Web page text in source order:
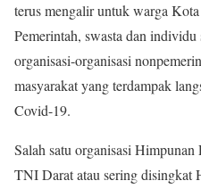
terus mengalir untuk warga
Pemerintah, swasta dan
organisasi-organisasi
masyarakat yang terdampak
Covid-19.
Salah satu organisasi
TNI Darat atau sering